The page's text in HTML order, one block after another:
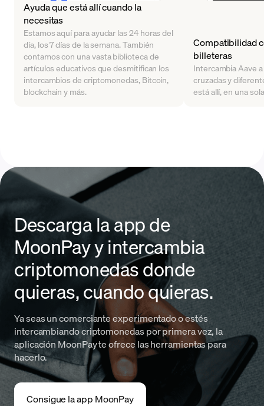
Ayuda que está allí cuando la
necesitas
Estamos aquí para ayudar las 24 horas del
día, los 7 días de la semana. También
contamos con una vasta biblioteca de
artículos educativos que desmitifican los
intercambios de criptomonedas, Bitcoin,
blockchain y más.
Compatibilidad
billeteras
Intercambia Aave
cruzadas y
está allí, en una
Descarga la app de
MoonPay y intercambia
criptomonedas donde
quieras, cuando quieras.
Ya seas un comerciante experimentado o estés
intercambiando criptomonedas por primera vez, la
aplicación MoonPay te ofrece las herramientas para
hacerlo.
Consigue la app MoonPay